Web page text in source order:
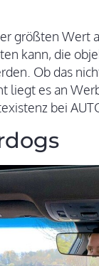
größten Wert
kann, die
Ob das
liegt es an
bei